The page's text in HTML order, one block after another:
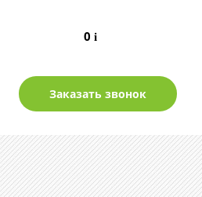
0i
Заказать звонок